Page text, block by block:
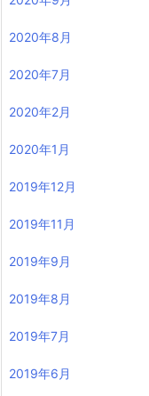
2020年8月
2020年7月
2020年2月
2020年1月
2019年12月
2019年11月
2019年9月
2019年8月
2019年7月
2019年6月